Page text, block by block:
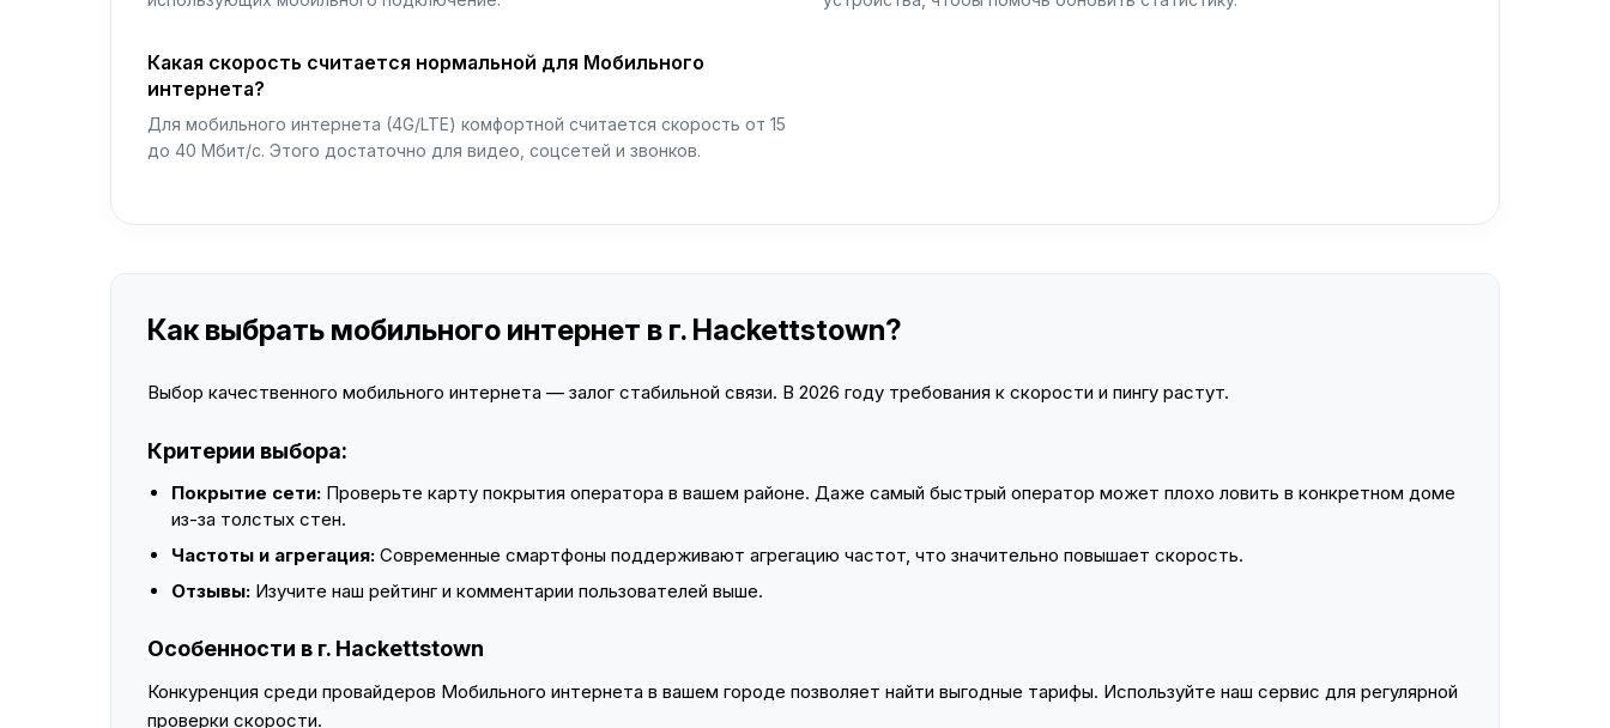
Какая скорость считается нормальной для Мобильного
интернета?
Для мобильного интернета (4G/LTE) комфортной считается скорость от 15
до 40 Мбит/с. Этого достаточно для видео, соцсетей и звонков.
Как выбрать мобильного интернет в г. Hackettstown?
Выбор качественного мобильного интернета — залог стабильной связи. В 2026 году требования к скорости и пингу растут.
Критерии выбора:
Покрытие сети: Проверьте карту покрытия оператора в вашем районе. Даже самый быстрый оператор может плохо ловить в конкретном доме
из-за толстых стен.
Частоты и агрегация: Современные смартфоны поддерживают агрегацию частот, что значительно повышает скорость.
Отзывы: Изучите наш рейтинг и комментарии пользователей выше.
Особенности в г. Hackettstown
Конкуренция среди провайдеров Мобильного интернета в вашем городе позволяет найти выгодные тарифы. Используйте наш сервис для регулярной
проверки скорости.